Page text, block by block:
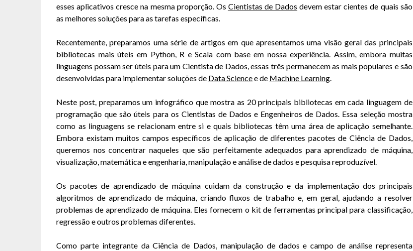
esses aplicativos cresce na mesma proporção. Os Cientistas de Dados devem estar cientes de quais são
as melhores soluções para as tarefas específicas.
Recentemente, preparamos uma série de artigos em que apresentamos uma visão geral das principais
bibliotecas mais úteis em Python, R e Scala com base em nossa experiência. Assim, embora muitas
linguagens possam ser úteis para um Cientista de Dados, essas três permanecem as mais populares e são
desenvolvidas para implementar soluções de Data Sciencee de Machine Learning.
Neste post, preparamos um infográfico que mostra as 20 principais bibliotecas em cada linguagem de
programação que são úteis para os Cientistas de Dados e Engenheiros de Dados. Essa seleção mostra
como as linguagens se relacionam entre si e quais bibliotecas têm uma área de aplicação semelhante.
Embora existam muitos campos específicos de aplicação de diferentes pacotes de Ciência de Dados,
queremos nos concentrar naqueles que são perfeitamente adequados para aprendizado de máquina,
visualização, matemática e engenharia, manipulação e análise de dados e pesquisa reproduzível.
Os pacotes de aprendizado de máquina cuidam da construção e da implementação dos principais
algoritmos de aprendizado de máquina, criando fluxos de trabalho e, em geral, ajudando a resolver
problemas de aprendizado de máquina. Eles fornecem o kit de ferramentas principal para classificação,
regressão e outros problemas diferentes.
Como parte integrante da Ciência de Dados, manipulação de dados e campo de análise representa